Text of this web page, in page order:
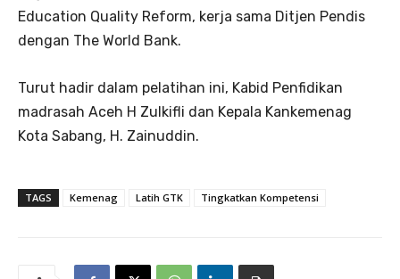
Education Quality Reform, kerja sama Ditjen Pendis
dengan The World Bank.
Turut hadir dalam pelatihan ini, Kabid Penfidikan
madrasah Aceh H Zulkifli dan Kepala Kankemenag
Kota Sabang, H. Zainuddin.
TAGS Kemenag Latih GTK Tingkatkan Kompetensi